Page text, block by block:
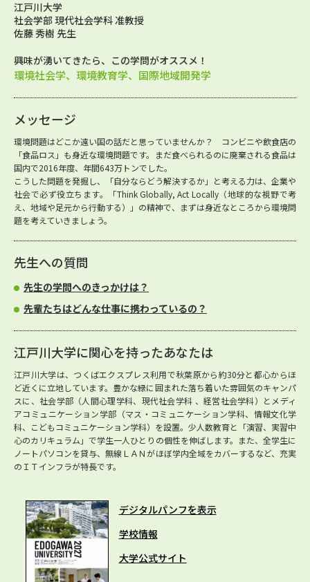
江戸川大学
社会学部 現代社会学科 准教授
佐藤 秀樹 先生
興味が湧いてきたら、この学問がオススメ！
環境社会学、環境教育学、国際地域開発学
メッセージ
環境問題はどこか遠い国の話だと思っていませんか？ コンビニや飲食店の
「食品ロス」も身近な環境問題です。まだ食べられるのに廃棄される食品は
国内で2016年度、年間643万トンでした。
こうした問題を発掘し、「自分ならどう解決するか」と考える力は、企業や
社会で必ず役立ちます。「Think Globally, Act Locally（地球的な視野で考
え、地域や足元から行動する）」の精神で、まずは身近なところから環境問
題を考えていきましょう。
先生への質問
先生の学問へのきっかけは？
先輩たちはどんな仕事に携わっているの？
江戸川大学に関心を持ったあなたは
江戸川大学は、つくばエクスプレス利用で秋葉原から約30分と都心からほ
ど近くに立地しています。豊かな緑に囲まれた落ち着いた雰囲気のキャンパ
スに、社会学部（人間心理学科、現代社会学科 、経営社会学科）とメディ
アコミュニケーション学部（マス・コミュニケーション学科、情報文化学
科、こどもコミュニケーション学科）を設置。少人数教育と「演習、実習中
心のカリキュラム」で学生一人ひとりの個性を伸ばします。また、全学生に
ノートパソコンを貸与、無線ＬＡＮがほぼ学内全域をカバーするなど、充実
のＩＴインフラが特長です。
デジタルパンフを表示
学校情報
大学公式サイト